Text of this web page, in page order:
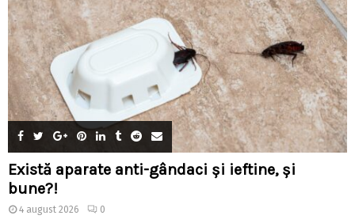
Există aparate anti-gândaci și ieftine, și
bune?!
4 august 2026 0